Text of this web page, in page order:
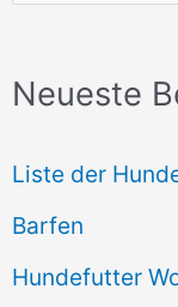
h
n
n
a
Neueste
Liste der
Barfen
Hundefutter